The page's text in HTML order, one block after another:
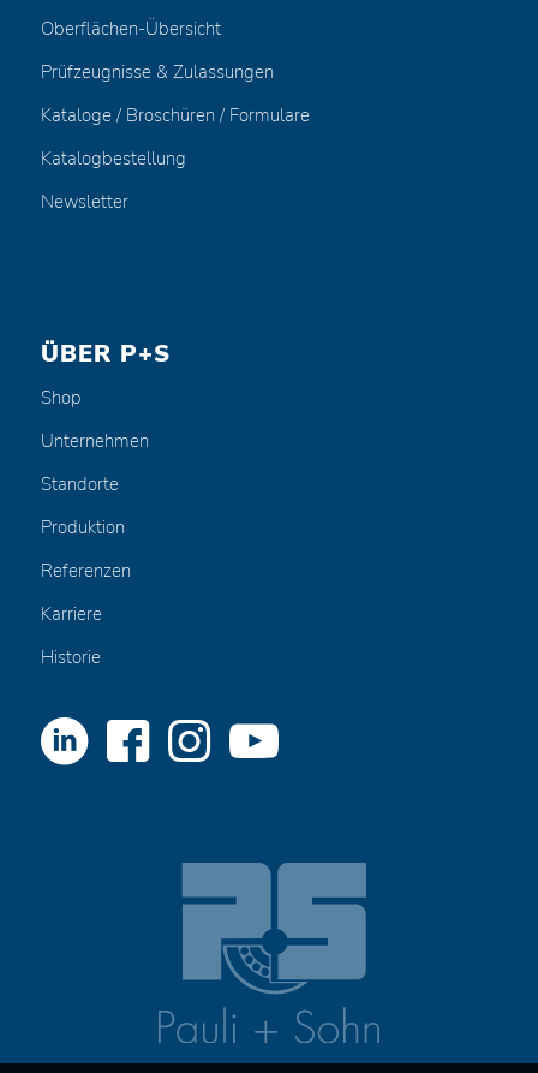
Oberflächen-Übersicht
Prüfzeugnisse & Zulassungen
Kataloge / Broschüren / Formulare
Katalogbestellung
Newsletter
ÜBER P+S
Shop
Unternehmen
Standorte
Produktion
Referenzen
Karriere
Historie